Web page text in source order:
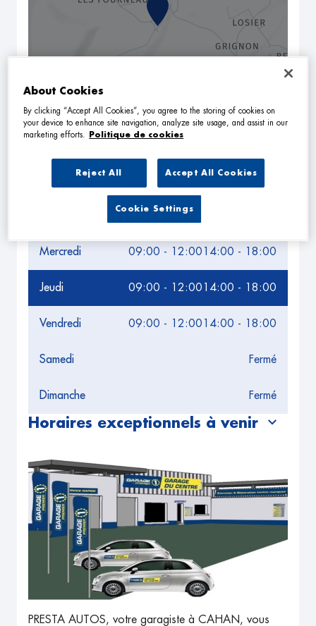
09:00 - 12:00
09:00 - 12:00
Mercredi 09:00 - 12:00 14:00 - 18:00
Jeudi 09:00 - 12:00 14:00 - 18:00
Vendredi 09:00 - 12:00 14:00 - 18:00
Samedi Fermé
Dimanche Fermé
Horaires exceptionnels à venir
NAVIGUER ITINÉRAIRE
PRESTA AUTOS, votre garagiste à CAHAN, vous
About Cookies
By clicking “Accept All Cookies”, you agree to the storing of cookies on
your device to enhance site navigation, analyze site usage, and assist in our
marketing efforts.
Politique de cookies
Reject All Accept All Cookies
Cookie Settings